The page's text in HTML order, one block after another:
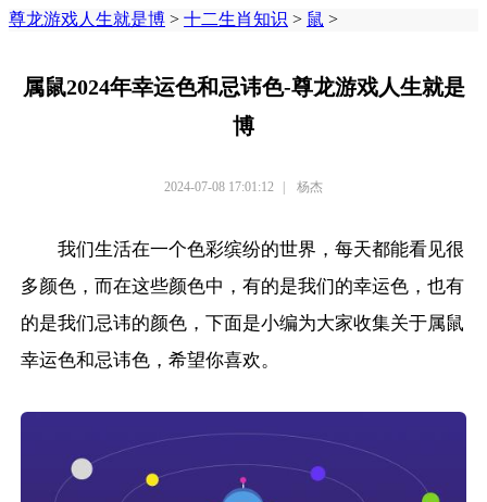
尊龙游戏人生就是博 > 十二生肖知识 > 鼠 >
属鼠2024年幸运色和忌讳色-尊龙游戏人生就是
博
2024-07-08 17:01:12 | 杨杰
我们生活在一个色彩缤纷的世界，每天都能看见很
多颜色，而在这些颜色中，有的是我们的幸运色，也有
的是我们忌讳的颜色，下面是小编为大家收集关于属鼠
幸运色和忌讳色，希望你喜欢。